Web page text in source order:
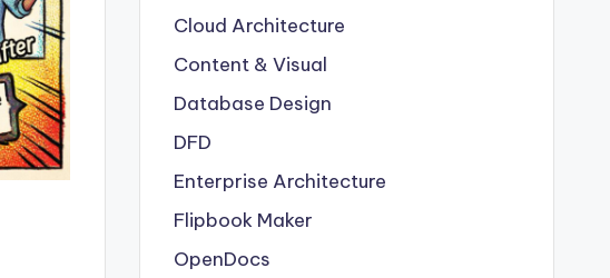
Cloud Architecture
Content & Visual
Database Design
DFD
Enterprise Architecture
Flipbook Maker
OpenDocs